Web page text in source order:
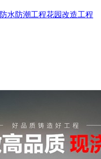
防水防潮工程花园改造工程